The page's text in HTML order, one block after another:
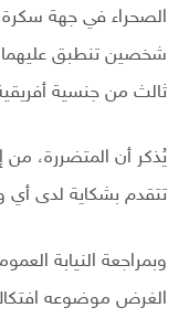
الصحراء في جهة
شخصين تنطبق
ثالث من جنسية
يُذكر أن المتضررة،
تتقدم بشكاية لدى أي
وبمراجعة النيابة
الغرض موضوعه افتكاك